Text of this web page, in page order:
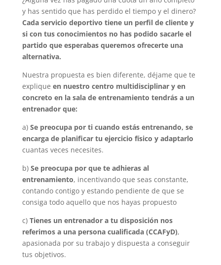
y has sentido que has perdido el tiempo y el dinero?
Cada servicio deportivo tiene un perfil de cliente y
si con tus conocimientos no has podido sacarle el
partido que esperabas queremos ofrecerte una
alternativa.
Nuestra propuesta es bien diferente, déjame que te
explique en nuestro centro multidisciplinar y en
concreto en la sala de entrenamiento tendrás a un
entrenador que:
a)Se preocupa por ti cuando estás entrenando, se
encarga de planificar tu ejercicio físico y adaptarlo
cuantas veces necesites.
b) Se preocupa por que te adhieras al
entrenamiento, incentivando que seas constante,
contando contigo y estando pendiente de que se
consiga todo aquello que nos hayas propuesto
c)Tienes un entrenador a tu disposición nos
referimos a una persona cualificada (CCAFyD),
apasionada por su trabajo y dispuesta a conseguir
tus objetivos.